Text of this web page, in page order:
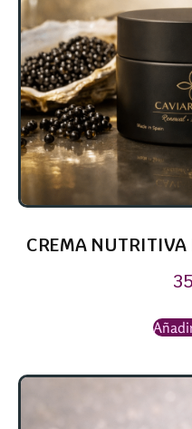
CREMA